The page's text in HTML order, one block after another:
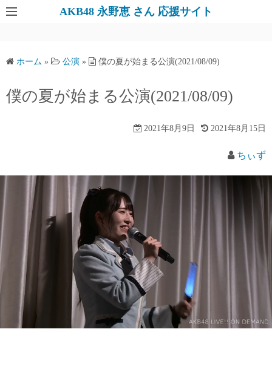
AKB48 永野恵 さん 応援サイト
ホーム » 公演 » 僕の夏が始まる公演(2021/08/09)
僕の夏が始まる公演(2021/08/09)
2021年8月9日 2021年8月15日
ちぃず